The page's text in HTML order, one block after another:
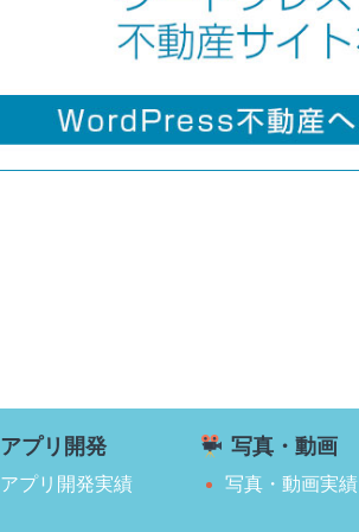
アプリ開発
アプリ開発実績
写真・動画
写真・動画実績